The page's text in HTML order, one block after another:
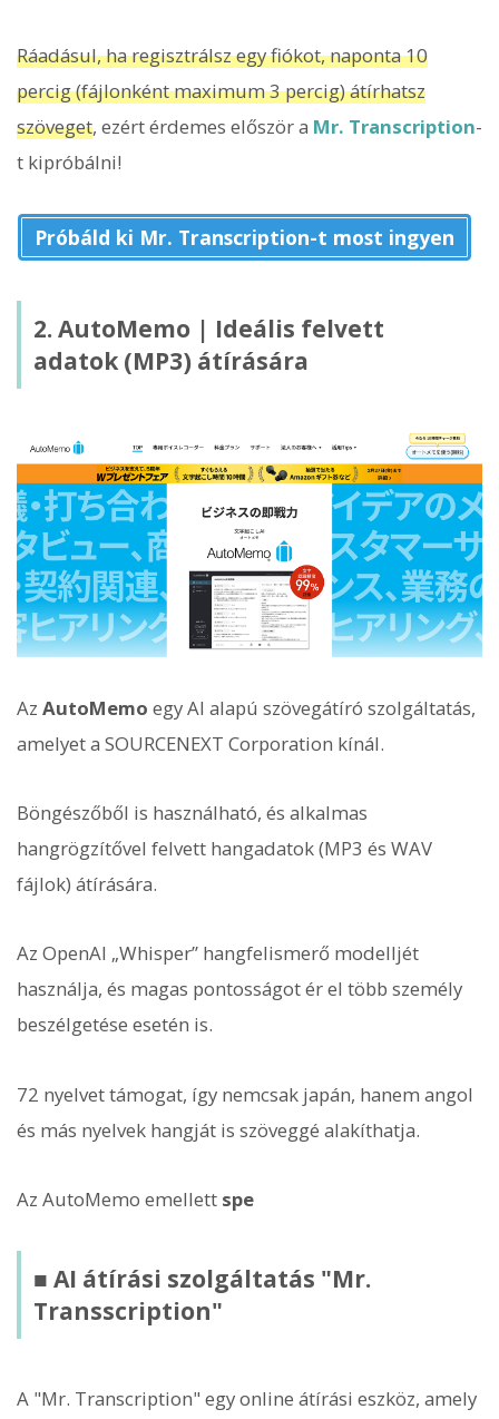
Ráadásul, ha regisztrálsz egy fiókot, naponta 10
percig (fájlonként maximum 3 percig) átírhatsz
szöveget, ezért érdemes először a Mr. Transcription-
t kipróbálni!
Próbáld ki Mr. Transcription-t most ingyen
2. AutoMemo | Ideális felvett
adatok (MP3) átírására
Az AutoMemo egy AI alapú szövegátíró szolgáltatás,
amelyet a SOURCENEXT Corporation kínál.
Böngészőből is használható, és alkalmas
hangrögzítővel felvett hangadatok (MP3 és WAV
fájlok) átírására.
Az OpenAI „Whisper” hangfelismerő modelljét
használja, és magas pontosságot ér el több személy
beszélgetése esetén is.
72 nyelvet támogat, így nemcsak japán, hanem angol
és más nyelvek hangját is szöveggé alakíthatja.
Az AutoMemo emellett spe
■ AI átírási szolgáltatás "Mr.
Transscription"
A "Mr. Transcription" egy online átírási eszköz, amely